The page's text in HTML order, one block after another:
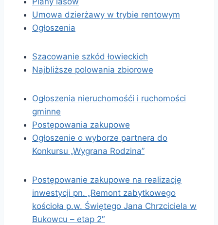
Umowa dzierżawy w trybie rentowym
Ogłoszenia
Szacowanie szkód łowieckich
Najbliższe polowania zbiorowe
Ogłoszenia nieruchomośći i ruchomości
gminne
Postępowania zakupowe
Ogłoszenie o wyborze partnera do
Konkursu „Wygrana Rodzina”
Postępowanie zakupowe na realizację
inwestycji pn. „Remont zabytkowego
kościoła p.w. Świętego Jana Chrzciciela w
Bukowcu – etap 2″